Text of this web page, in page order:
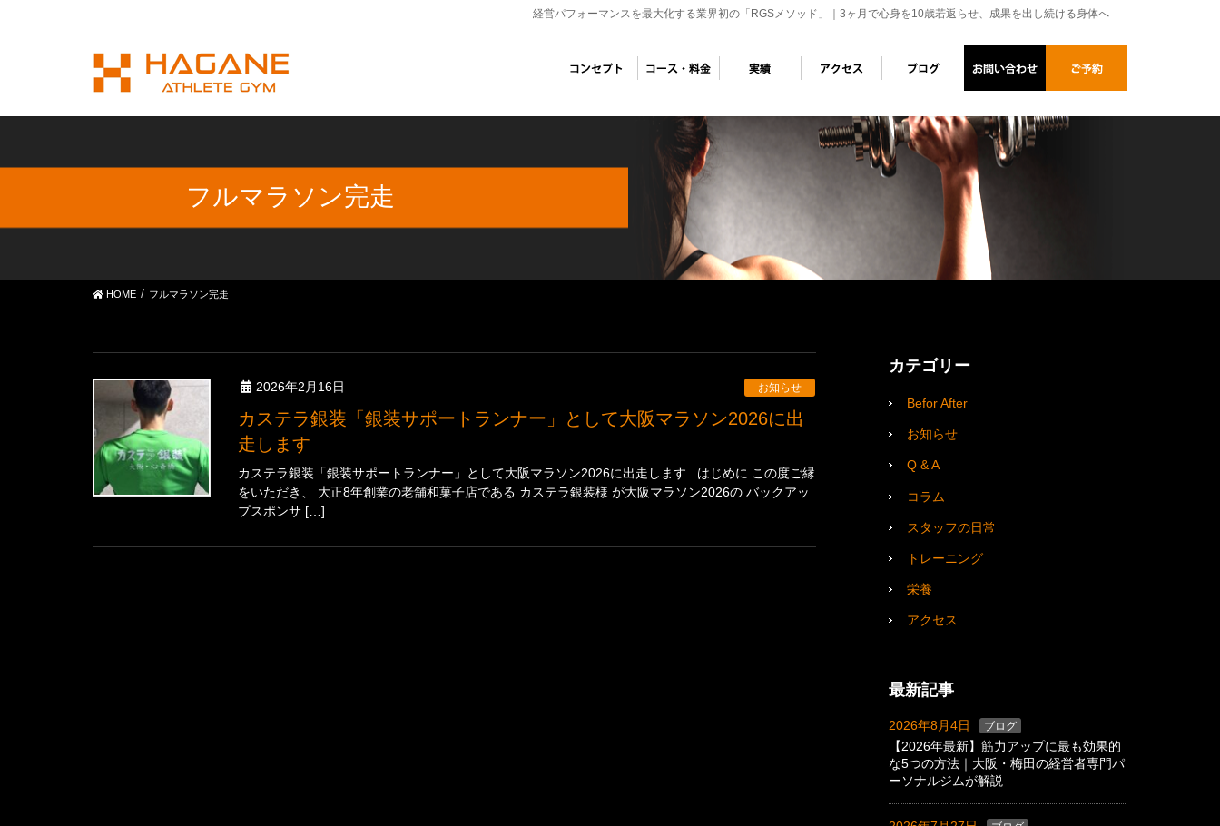
経営パフォーマンスを最大化する業界初の「RGSメソッド」｜3ヶ月で心身を10歳若返らせ、成果を出し続ける身体へ
フルマラソン完走
HOME フルマラソン完走
2026年2月16日 お知らせ
カステラ銀装「銀装サポートランナー」として大阪マラソン2026に出
走します
カステラ銀装「銀装サポートランナー」として大阪マラソン2026に出走します はじめに この度ご縁
をいただき、 大正8年創業の老舗和菓子店である カステラ銀装様 が大阪マラソン2026の バックアッ
プスポンサ […]
カテゴリー
Befor After
お知らせ
Q & A
コラム
スタッフの日常
トレーニング
栄養
アクセス
最新記事
2026年8月4日 ブログ
【2026年最新】筋力アップに最も効果的
な5つの方法｜大阪・梅田の経営者専門パ
ーソナルジムが解説